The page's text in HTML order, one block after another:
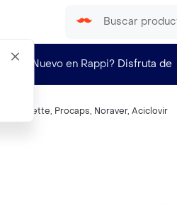
¿Nuevo en Rappi? Disfruta de
Nicorette, Procaps, Noraver, Aciclovir